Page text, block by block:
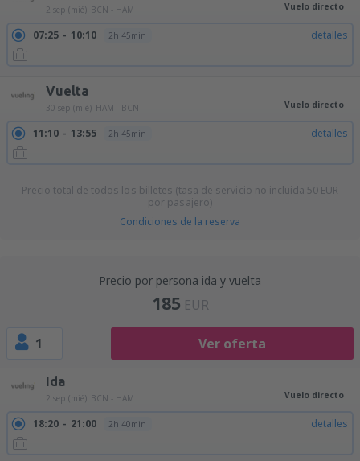
2 sep (mié) BCN - HAM Vuelo directo
07:25 10:10 2h 45min detalles
Vuelta
30 sep (mié) HAM - BCN Vuelo directo
11:10 13:55 2h 45min detalles
Precio total de todos los billetes (tasa de servicio no incluida 50 EUR
por pasajero)
Condiciones de la reserva
Precio por persona ida y vuelta
185 EUR
1 Ver oferta
Ida
2 sep (mié) BCN - HAM Vuelo directo
18:20 21:00 2h 40min detalles